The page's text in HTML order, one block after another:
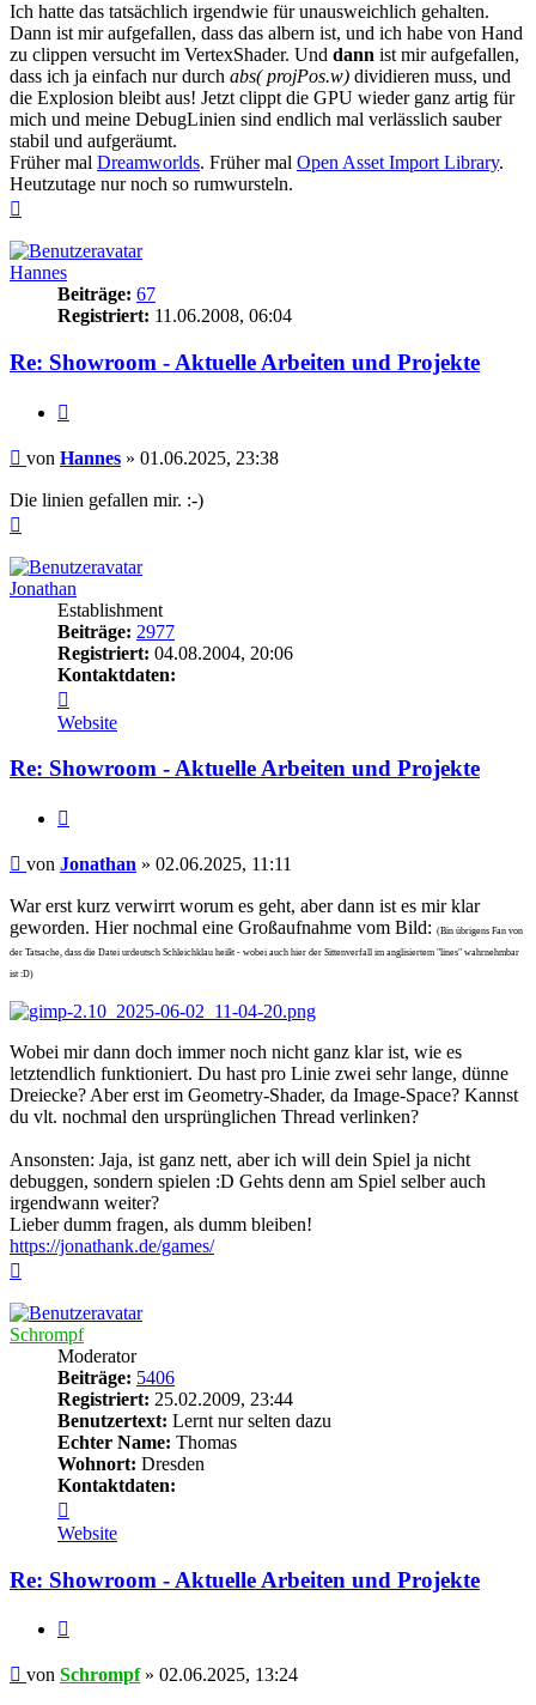
Ich hatte das tatsächlich irgendwie für unausweichlich gehalten.
Dann ist mir aufgefallen, dass das albern ist, und ich habe von Hand
zu clippen versucht im VertexShader. Und dann ist mir aufgefallen,
dass ich ja einfach nur durch abs( projPos.w) dividieren muss, und
die Explosion bleibt aus! Jetzt clippt die GPU wieder ganz artig für
mich und meine DebugLinien sind endlich mal verlässlich sauber
stabil und aufgeräumt.
Früher mal Dreamworlds. Früher mal Open Asset Import Library.
Heutzutage nur noch so rumwursteln.
Hannes
Beiträge: 67
Registriert: 11.06.2008, 06:04
Re: Showroom - Aktuelle Arbeiten und Projekte
Beitrag
von Hannes » 01.06.2025, 23:38
Die linien gefallen mir. :-)
Jonathan
Establishment
Beiträge: 2977
Registriert: 04.08.2004, 20:06
Kontaktdaten:
von
Jonathan
Website
Re: Showroom - Aktuelle Arbeiten und Projekte
Beitrag
von Jonathan » 02.06.2025, 11:11
War erst kurz verwirrt worum es geht, aber dann ist es mir klar
geworden. Hier nochmal eine Großaufnahme vom Bild: (Bin übrigens Fan von
der Tatsache, dass die Datei urdeutsch Schleichklau heißt - wobei auch hier der Sittenverfall im anglisiertem "lines" wahrnehmbar
ist :D)
Wobei mir dann doch immer noch nicht ganz klar ist, wie es
letztendlich funktioniert. Du hast pro Linie zwei sehr lange, dünne
Dreiecke? Aber erst im Geometry-Shader, da Image-Space? Kannst
du vlt. nochmal den ursprünglichen Thread verlinken?
Ansonsten: Jaja, ist ganz nett, aber ich will dein Spiel ja nicht
debuggen, sondern spielen :D Gehts denn am Spiel selber auch
irgendwann weiter?
Lieber dumm fragen, als dumm bleiben!
https://jonathank.de/games/
Schrompf
Moderator
Beiträge: 5406
Registriert: 25.02.2009, 23:44
Benutzertext: Lernt nur selten dazu
Echter Name: Thomas
Wohnort: Dresden
Kontaktdaten:
von
Schrompf
Website
Re: Showroom - Aktuelle Arbeiten und Projekte
Beitrag
von Schrompf» 02.06.2025, 13:24